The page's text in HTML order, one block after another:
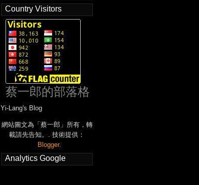
Country Visitors
蔡一郎的部落格
Yi-Lang's Blog
網站圖文為「蔡一郎」所有，轉
載請先告知。. 技術提供：
Blogger.
Analytics Google